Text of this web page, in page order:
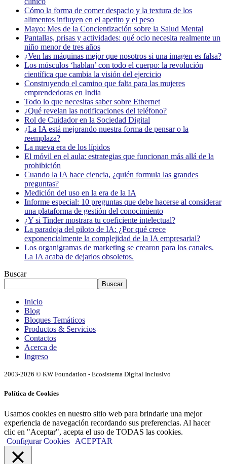
Cómo la forma de comer despacio y la textura de los
alimentos influyen en el apetito y el peso
Mayo: Mes de la Concientización sobre la Salud Mental
Pantallas, prisas y actividades: qué ocio necesita realmente un
niño menor de tres años
¿Ven las máquinas mejor que nosotros si una imagen es falsa?
Los músculos ‘hablan’ con todo el cuerpo: la revolución
científica que cambia la visión del ejercicio
Construyendo el camino que falta para las mujeres
emprendedoras en India
Todo lo que necesitas saber sobre Ethernet
¿Qué revelan las notificaciones del teléfono?
Rol de Cuidador en la Sociedad Digital
¿La IA está mejorando nuestra forma de pensar o la
reemplaza?
La nueva era de los lípidos
El móvil en el aula: estrategias que funcionan más allá de la
prohibición
Cuando la IA hace ciencia, ¿quién formula las grandes
preguntas?
Medición del uso en la era de la IA
Informe especial: 10 preguntas que debe hacerse al considerar
una plataforma de gestión del conocimiento
¿Y si Tinder mostrara tu coeficiente intelectual?
La paradoja del piloto de IA: ¿Por qué crece
exponencialmente la complejidad de la IA empresarial?
Los organigramas de marketing se crearon para los canales.
La IA acaba de dejarlos obsoletos.
Buscar
Buscar
Inicio
Blog
Bloques Temáticos
Productos & Servicios
Contactos
Acerca de
Ingreso
2003-2026 © KW Foundation - Ecosistema Digital Inclusivo
Política de Cookies
Usamos cookies en nuestro sitio web para brindarle una mejor
experiencia de navegación recordando sus preferencias. Al hacer
clic en "Aceptar", acepta el uso de TODAS las cookies.
Configurar Cookies
ACEPTAR